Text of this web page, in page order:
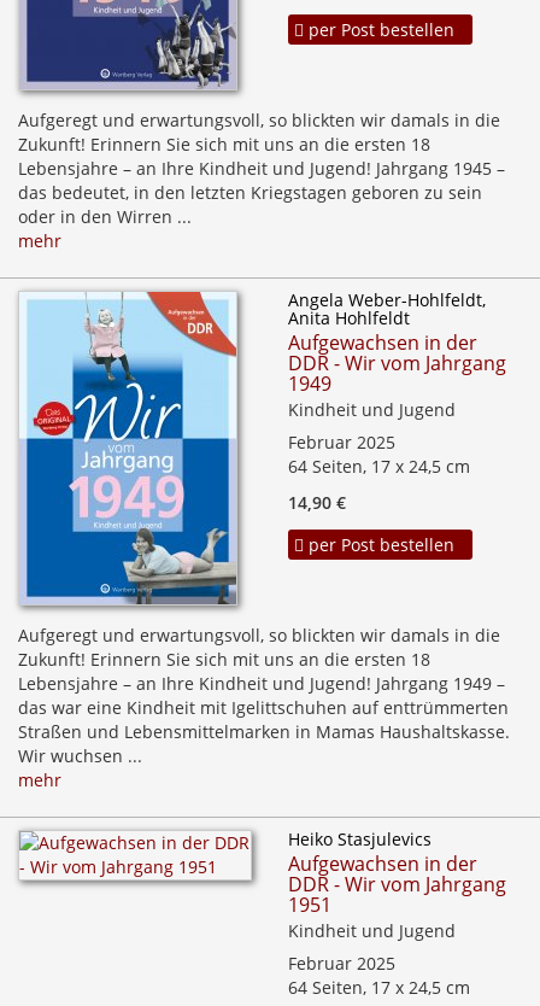
per Post bestellen
Aufgeregt und erwartungsvoll, so blickten wir damals in die
Zukunft! Erinnern Sie sich mit uns an die ersten 18
Lebensjahre – an Ihre Kindheit und Jugend! Jahrgang 1945 –
das bedeutet, in den letzten Kriegstagen geboren zu sein
oder in den Wirren ...
mehr
Angela Weber-Hohlfeldt,
Anita Hohlfeldt
Aufgewachsen in der
DDR - Wir vom Jahrgang
1949
Kindheit und Jugend
Februar 2025
64 Seiten, 17 x 24,5 cm
14,90 €
per Post bestellen
Aufgeregt und erwartungsvoll, so blickten wir damals in die
Zukunft! Erinnern Sie sich mit uns an die ersten 18
Lebensjahre – an Ihre Kindheit und Jugend! Jahrgang 1949 –
das war eine Kindheit mit Igelittschuhen auf enttrümmerten
Straßen und Lebensmittelmarken in Mamas Haushaltskasse.
Wir wuchsen ...
mehr
Heiko Stasjulevics
Aufgewachsen in der
DDR - Wir vom Jahrgang
1951
Kindheit und Jugend
Februar 2025
64 Seiten, 17 x 24,5 cm